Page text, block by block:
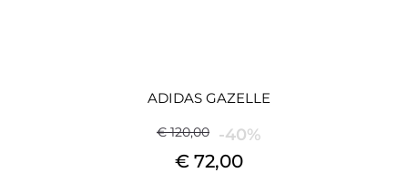
ADIDAS GAZELLE
€ 120,00 -40%
€ 72,00